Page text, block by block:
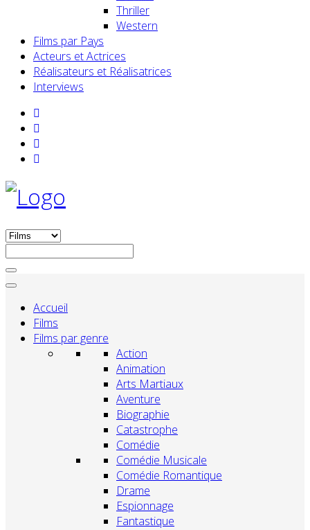
Thriller
Western
Films par Pays
Acteurs et Actrices
Réalisateurs et Réalisatrices
Interviews
Accueil
Films
Films par genre
Action
Animation
Arts Martiaux
Aventure
Biographie
Catastrophe
Comédie
Comédie Musicale
Comédie Romantique
Drame
Espionnage
Fantastique